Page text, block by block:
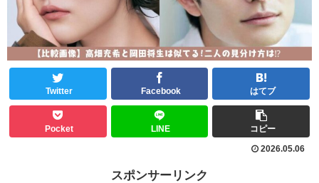
Twitter Facebook はてブ
Pocket LINE
コピー
2026.05.06
スポンサーリンク